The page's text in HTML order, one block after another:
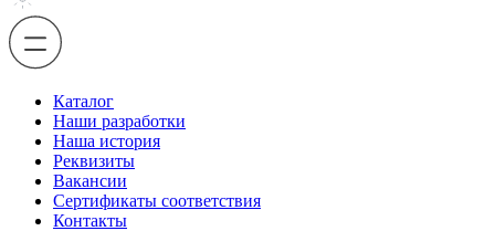
Каталог
Наши разработки
Наша история
Реквизиты
Вакансии
Сертификаты соответствия
Контакты